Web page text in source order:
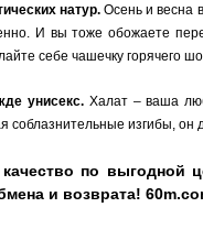
натур. Осень и весна
И вы тоже обожаете
себе чашечку горячего
унисекс.Халат – ваша
соблазнительные изгибы, он
по выгодной
и возврата!